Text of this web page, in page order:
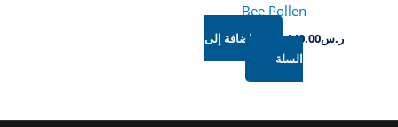
Bee Pollen
ر.س140.00
إضافة إلى
السلة